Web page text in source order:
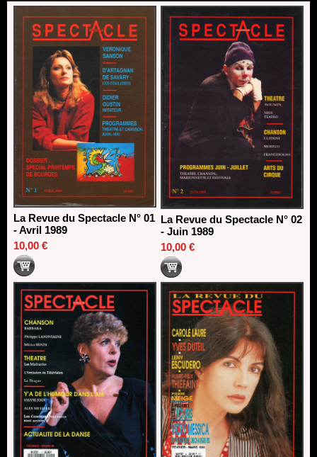
18/03/2026
La Revue du Spectacle N° 01
- Avril 1989
10,00 €
La Revue du Spectacle N° 02
- Juin 1989
10,00 €